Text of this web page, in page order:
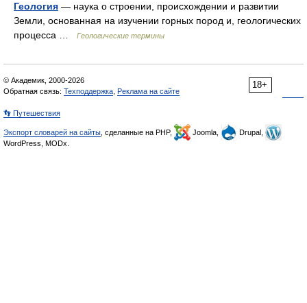
Геология — наука о строении, происхождении и развитии
Земли, основанная на изучении горных пород и, геологических
процесса …
Геологические термины
18+
© Академик, 2000-2026
Обратная связь: Техподдержка Реклама на сайте
👣 Путешествия
Экспорт словарей на сайты , сделанные на PHP, Joomla,
Drupal,
WordPress, MODx.